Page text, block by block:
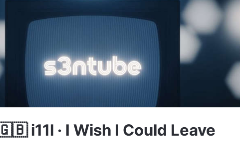
i11l · I Wish I Could Leave